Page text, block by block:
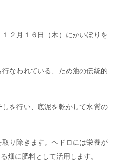
２月１６日（木）にかいぼりを
行なわれている、ため池の伝統的
を行い、底泥を乾かして水質の
り除きます。ヘドロには栄養が
畑に肥料として活用します。